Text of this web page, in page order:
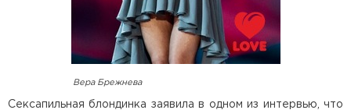
Вера Брежнева
Сексапильная блондинка заявила в одном из интервью, что